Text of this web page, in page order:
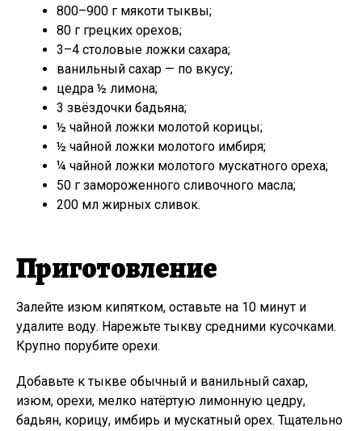
800–900 г мякоти тыквы;
80 г грецких орехов;
3–4 столовые ложки сахара;
ванильный сахар — по вкусу;
цедра ½ лимона;
3 звёздочки бадьяна;
½ чайной ложки молотой корицы;
½ чайной ложки молотого имбиря;
¼ чайной ложки молотого мускатного ореха;
50 г замороженного сливочного масла;
200 мл жирных сливок.
Приготовление
Залейте изюм кипятком, оставьте на 10 минут и
удалите воду. Нарежьте тыкву средними кусочками.
Крупно порубите орехи.
Добавьте к тыкве обычный и ванильный сахар,
изюм, орехи, мелко натёртую лимонную цедру,
бадьян, корицу, имбирь и мускатный орех. Тщательно